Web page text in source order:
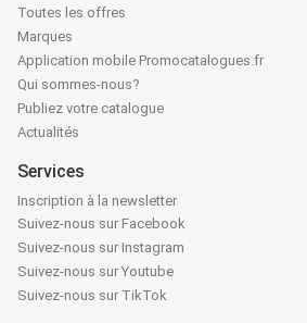
Toutes les offres
Marques
Application mobile Promocatalogues.fr
Qui sommes-nous?
Publiez votre catalogue
Actualités
Services
Inscription à la newsletter
Suivez-nous sur Facebook
Suivez-nous sur Instagram
Suivez-nous sur Youtube
Suivez-nous sur TikTok